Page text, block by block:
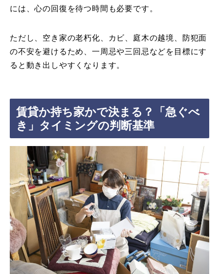
には、心の回復を待つ時間も必要です。
ただし、空き家の老朽化、カビ、庭木の越境、防犯面
の不安を避けるため、一周忌や三回忌などを目標にす
ると動き出しやすくなります。
賃貸か持ち家かで決まる？「急ぐべ
き」タイミングの判断基準